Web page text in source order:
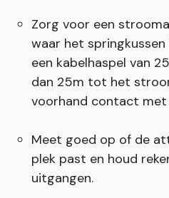
Zorg voor een
waar het
een kabelhaspel van
dan 25m tot het
voorhand contact met
Meet goed op of de
plek past en houd
uitgangen.